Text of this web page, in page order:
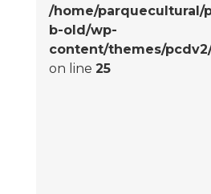
/home/parquecultural/
b-old/wp-
content/themes/
on line 25